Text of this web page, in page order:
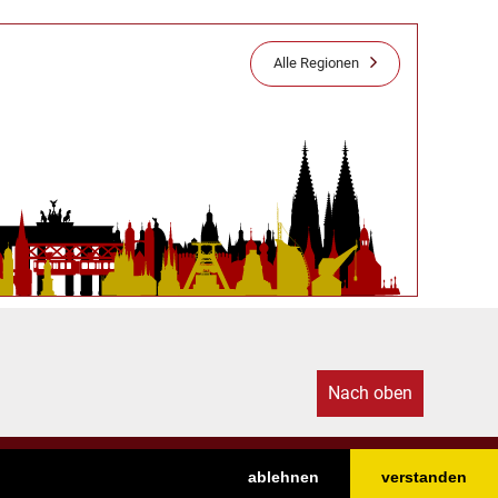
ablehnen verstanden
Alle Regionen
Nach oben